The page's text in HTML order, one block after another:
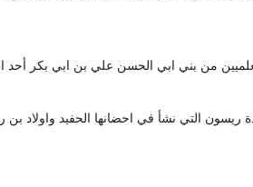
من بني ابي الحسن علي بن ابي بكر
ريسون التي نشأ في احضانها الحفيد واولاد